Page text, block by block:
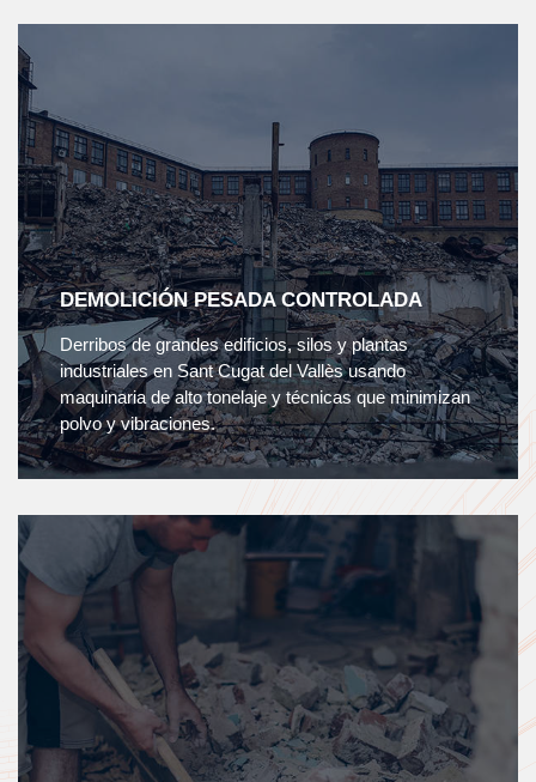
DEMOLICIÓN PESADA CONTROLADA
Derribos de grandes edificios, silos y plantas
industriales en Sant Cugat del Vallès usando
maquinaria de alto tonelaje y técnicas que minimizan
polvo y vibraciones.